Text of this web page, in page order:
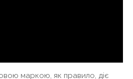
маркою, як правило, діє